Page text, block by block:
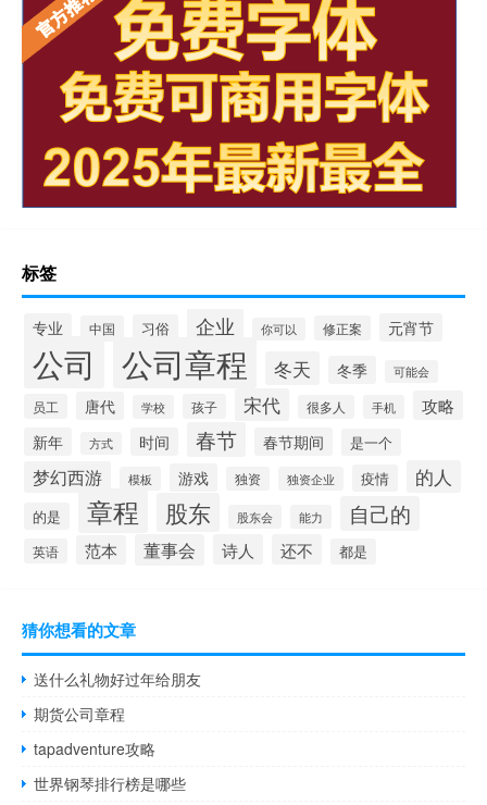
标签
专业 中国 习俗 企业 你可以 修正案 元宵节
公司 公司章程 冬天 冬季 可能会
员工 唐代 学校 孩子 宋代 很多人 手机 攻略
新年 方式 时间 春节 春节期间 是一个
梦幻西游 模板 游戏 独资 独资企业 疫情 的人
的是 章程 股东 股东会 能力 自己的
英语 范本 董事会 诗人 还不 都是
猜你想看的文章
送什么礼物好过年给朋友
期货公司章程
tapadventure攻略
世界钢琴排行榜是哪些